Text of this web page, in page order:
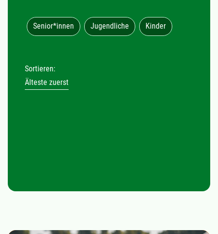
Senior*innen Jugendliche Kinder
Sortieren:
Älteste zuerst